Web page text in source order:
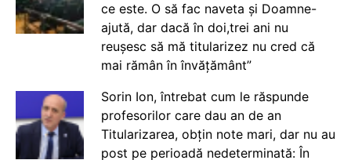
ce este. O să fac naveta și Doamne-
ajută, dar dacă în doi,trei ani nu
reușesc să mă titularizez nu cred că
mai rămân în învățământ”
Sorin Ion, întrebat cum le răspunde
profesorilor care dau an de an
Titularizarea, obțin note mari, dar nu au
post pe perioadă nedeterminată: În